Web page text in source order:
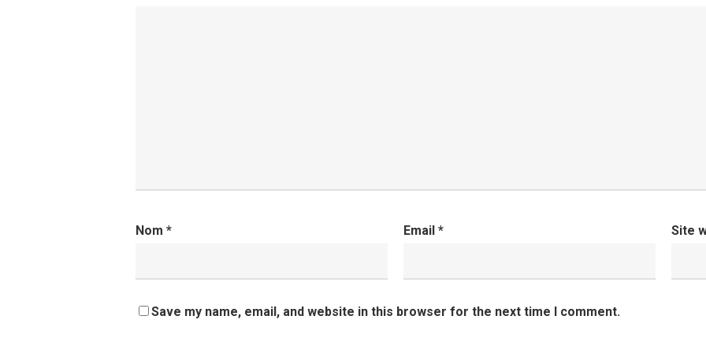
Nom * Email * Site
Save my name, email, and website in this browser for the next time I comment.